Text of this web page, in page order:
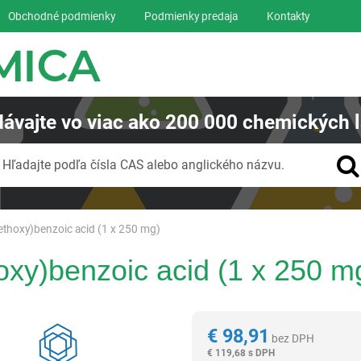
acid (1 x 250 mg)
acid (1 x 250
€98,91 bez DPH
€ 119,68 s DPH
Obchodné podmienky Podmienky predaja Kontakty
vo viac ako200 000 chemických
Hľadajte podľa čísla CAS alebo anglického názvu.